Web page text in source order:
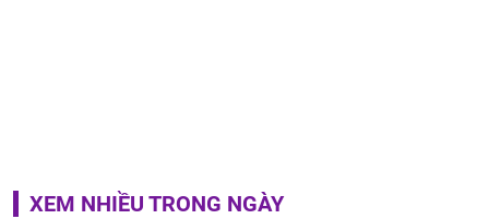
XEM NHIỀU TRONG NGÀY